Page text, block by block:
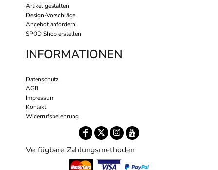
Artikel gestalten
Design-Vorschläge
Angebot anfordern
SPOD Shop erstellen
INFORMATIONEN
Datenschutz
AGB
Impressum
Kontakt
Widerrufsbelehrung
Verfügbare Zahlungsmethoden